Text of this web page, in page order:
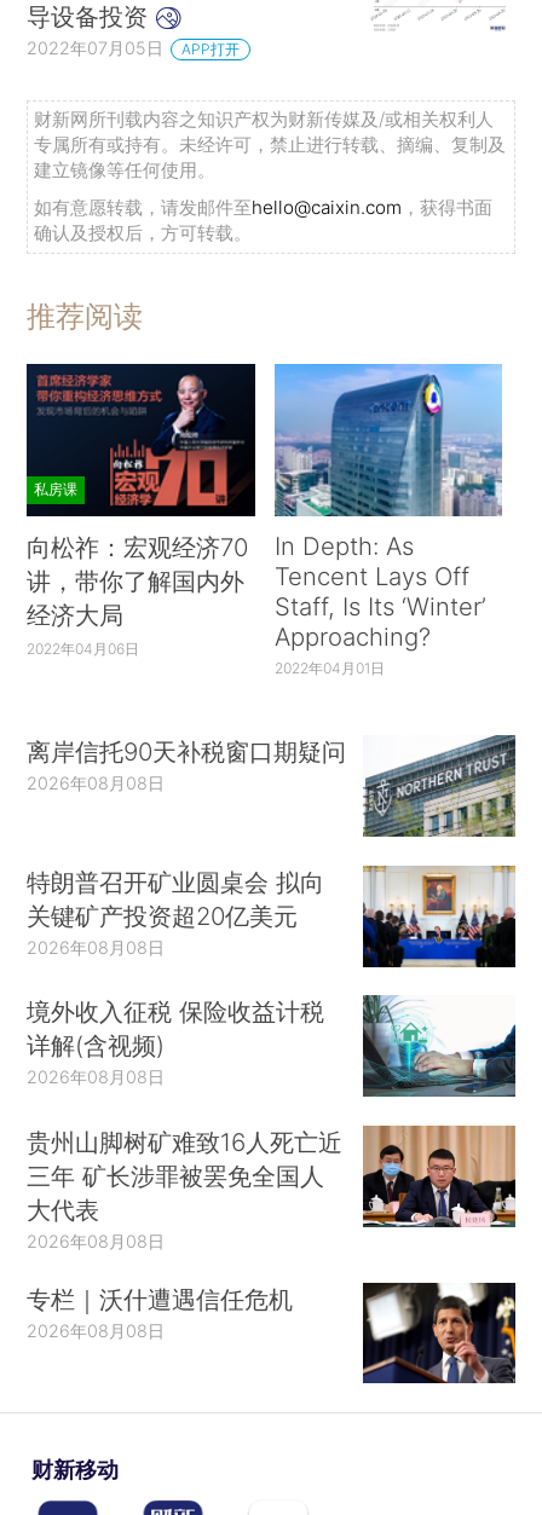
导设备投资
2022年07月05日 APP打开
财新网所刊载内容之知识产权为财新传媒及/或相关权利人
专属所有或持有。未经许可，禁止进行转载、摘编、复制及
建立镜像等任何使用。
如有意愿转载，请发邮件至hello@caixin.com ，获得书面
确认及授权后，方可转载。
推荐阅读
私房课
向松祚：宏观经济70
讲，带你了解国内外
经济大局
2022年04月06日
In Depth: As
Tencent Lays Off
Staff, Is Its ‘Winter’
Approaching?
2022年04月01日
离岸信托90天补税窗口期疑问
2026年08月08日
特朗普召开矿业圆桌会 拟向
关键矿产投资超20亿美元
2026年08月08日
境外收入征税 保险收益计税
详解(含视频)
2026年08月08日
贵州山脚树矿难致16人死亡近
三年 矿长涉罪被罢免全国人
大代表
2026年08月08日
专栏｜沃什遭遇信任危机
2026年08月08日
财新移动